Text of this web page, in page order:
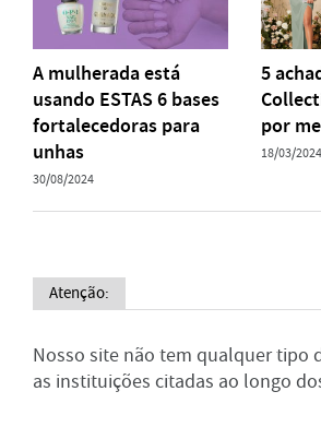
A mulherada está
usando ESTAS 6 bases
fortalecedoras para
unhas
30/08/2024
5
por
18/03/2024
Atenção:
Nosso site não tem qualquer tipo
as instituições citadas ao longo